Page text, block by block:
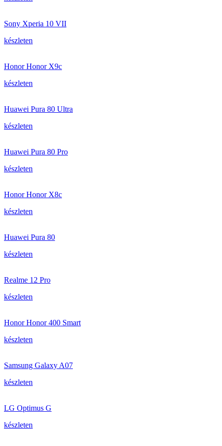
Sony Xperia 10 VII
készleten
Honor Honor X9c
készleten
Huawei Pura 80 Ultra
készleten
Huawei Pura 80 Pro
készleten
Honor Honor X8c
készleten
Huawei Pura 80
készleten
Realme 12 Pro
készleten
Honor Honor 400 Smart
készleten
Samsung Galaxy A07
készleten
LG Optimus G
készleten